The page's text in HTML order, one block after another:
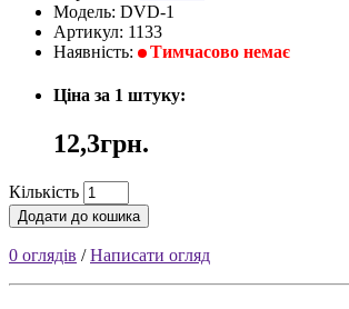
Модель: DVD-1
Артикул: 1133
Наявність:
Тимчасово немає
Ціна за 1 штуку:
12,3грн.
Кількість
Додати до кошика
0 оглядів /Написати огляд